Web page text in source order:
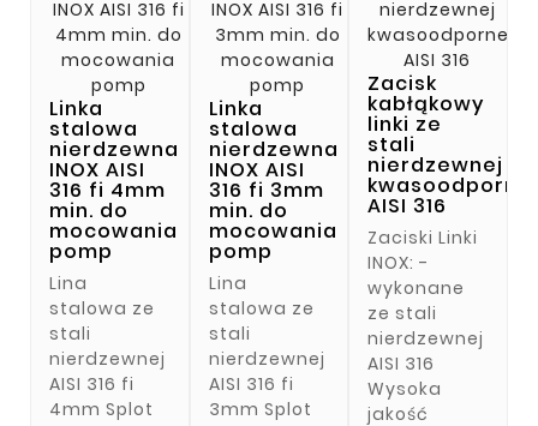
Linka
stalowa
nierdzewna
INOX AISI
316 fi 4mm
min. do
mocowania
pomp
Lina
stalowa ze
stali
nierdzewnej
AISI 316 fi
4mm Splot
Linka
stalowa
nierdzewna
INOX AISI
316 fi 3mm
min. do
mocowania
pomp
Lina
stalowa ze
stali
nierdzewnej
AISI 316 fi
3mm Splot
Zacisk
kabłąkowy
linki ze
stali
nierdzewnej
kwasoodpornej
AISI 316
Zaciski Linki
INOX: -
wykonane
ze stali
nierdzewnej
AISI 316
Wysoka
jakość